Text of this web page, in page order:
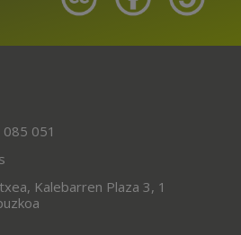
051
Kalebarren Plaza 3, 1